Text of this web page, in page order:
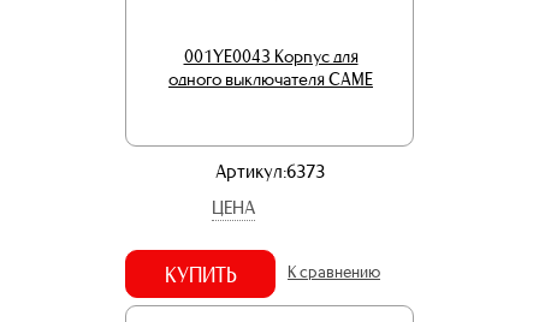
001YE0043 Корпус для
одного выключателя CAME
Артикул:6373
ЦЕНА
КУПИТЬ К сравнению